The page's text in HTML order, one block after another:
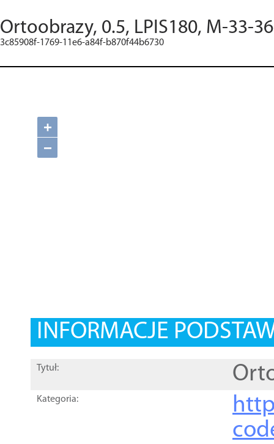
Ortoobrazy, 0.5, LPIS180, M-33-
3c85908f-1769-11e6-a84f-b870f44b6730
+
−
INFORMACJE
Tytuł:
Kategoria: